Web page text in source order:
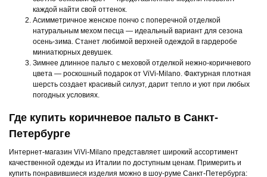
каждой найти свой оттенок.
Асимметричное женское пончо с поперечной отделкой
натуральным мехом песца — идеальный вариант для сезона
осень-зима. Станет любимой верхней одеждой в гардеробе
миниатюрных девушек.
Зимнее длинное пальто с меховой отделкой нежно-коричневого
цвета — роскошный подарок от ViVi-Milano. Фактурная плотная
шерсть создает красивый силуэт, дарит тепло и уют при любых
погодных условиях.
Где купить коричневое пальто в Санкт-
Петербурге
Интернет-магазин ViVi-Milano представляет широкий ассортимент
качественной одежды из Италии по доступным ценам. Примерить и
купить понравившиеся изделия можно в шоу-руме Санкт-Петербурга: